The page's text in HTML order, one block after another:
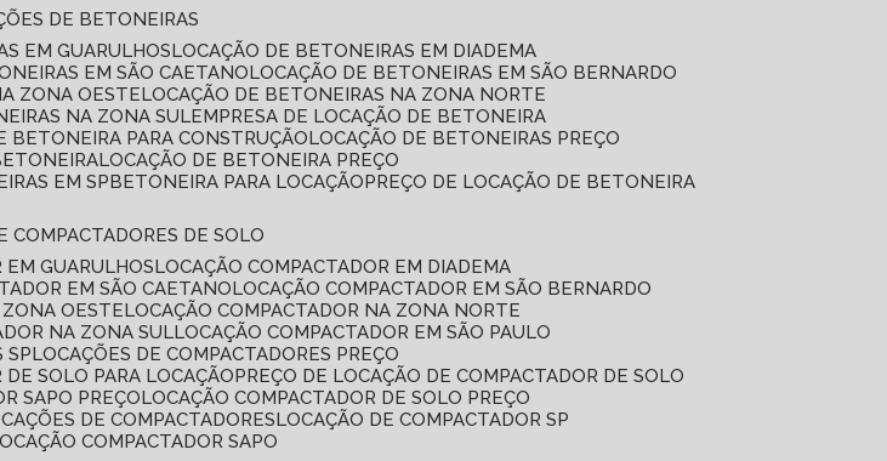
DE BETONEIRAS
EM GUARULHOS LOCAÇÃO DE BETONEIRAS EM DIADEMA
EM SÃO CAETANO LOCAÇÃO DE BETONEIRAS EM SÃO BERNARDO
ZONA OESTE LOCAÇÃO DE BETONEIRAS NA ZONA NORTE
NA ZONA SUL
EMPRESA DE LOCAÇÃO DE BETONEIRA
BETONEIRA PARA CONSTRUÇÃO LOCAÇÃO DE BETONEIRAS PREÇO
LOCAÇÃO DE BETONEIRA PREÇO
EM SP BETONEIRA PARA LOCAÇÃO
PREÇO DE LOCAÇÃO DE BETONEIRA
COMPACTADORES DE SOLO
EM GUARULHOS LOCAÇÃO COMPACTADOR EM DIADEMA
EM SÃO CAETANO LOCAÇÃO COMPACTADOR EM SÃO BERNARDO
ZONA OESTE LOCAÇÃO COMPACTADOR NA ZONA NORTE
NA ZONA SUL LOCAÇÃO COMPACTADOR EM SÃO PAULO
SP LOCAÇÕES DE COMPACTADORES PREÇO
DE SOLO PARA LOCAÇÃO
PREÇO DE LOCAÇÃO DE COMPACTADOR DE SOLO
SAPO PREÇO LOCAÇÃO COMPACTADOR DE SOLO PREÇO
DE COMPACTADORES LOCAÇÃO DE COMPACTADOR SP
LOCAÇÃO COMPACTADOR SAPO